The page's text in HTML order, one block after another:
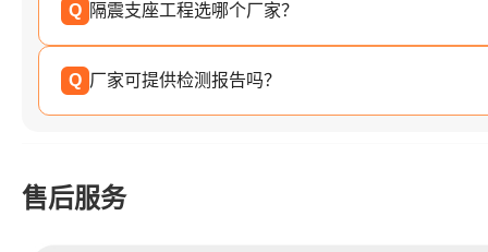
Q 隔震支座工程选哪个厂家？
Q 厂家可提供检测报告吗？
售后服务